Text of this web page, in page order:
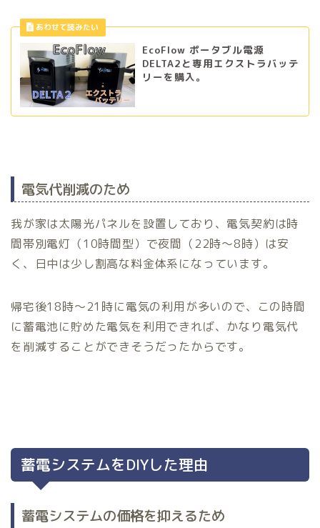
EcoFlow ポータブル電源
DELTA2と専用エクストラバッテ
リーを購入。
電気代削減のため
我が家は太陽光パネルを設置しており、電気契約は時
間帯別電灯（10時間型）で夜間（22時～8時）は安
く、日中は少し割高な料金体系になっています。
帰宅後18時～21時に電気の利用が多いので、この時間
に蓄電池に貯めた電気を利用できれば、かなり電気代
を削減することができそうだったからです。
蓄電システムをDIYした理由
蓄電システムの価格を抑えるため